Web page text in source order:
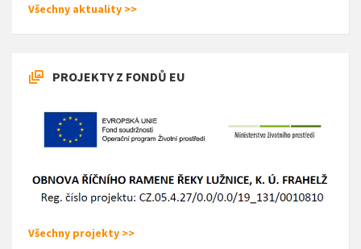
Všechny aktuality >>
PROJEKTY Z FONDŮ EU
Všechny projekty >>